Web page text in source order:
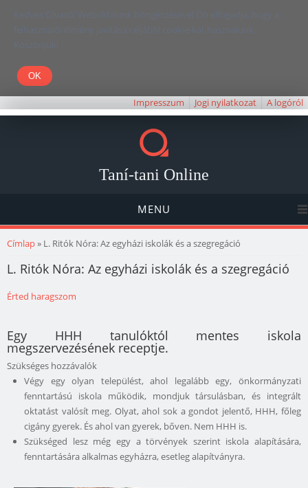
Kedves Olvasó! Weboldalunk böngészésével Ön elfogadja, hogy a
felhasználói élmény javítása céljából cookie-kat használunk.
Köszönjük!
Impresszum Jogi nyilatkozat A logóról
Taní-tani Online
MENU
Jelenlegi hely
Címlap» L. Ritók Nóra: Az egyházi iskolák és a szegregáció
L. Ritók Nóra: Az egyházi iskolák és a szegregáció
Érted haragszom
Egy HHH tanulóktól mentes iskola
megszervezésének receptje.
Szükséges hozzávalók
Végy egy olyan települést, ahol legalább egy, önkormányzati
fenntartású iskola működik, mondjuk társulásban, és integrált
oktatást valósít meg. Olyat, ahol sok a gondot jelentő, HHH, főleg
cigány gyerek. És ahol van gyerek, bőven. Nem HHH is.
Szükséged lesz még egy a törvények szerint iskola alapítására,
fenntartására alkalmas egyházra, esetleg alapítványra.